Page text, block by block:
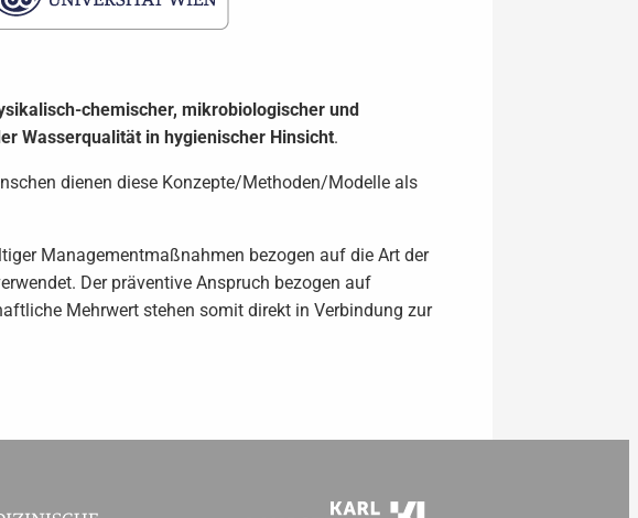
chemischer, mikrobiologischer und
Wasserqualität in hygienischer Hinsicht.
dienen diese Konzepte/Methoden/Modelle als
Managementmaßnahmen bezogen auf die Art der
Der präventive Anspruch bezogen auf
Mehrwert stehen somit direkt in Verbindung zur